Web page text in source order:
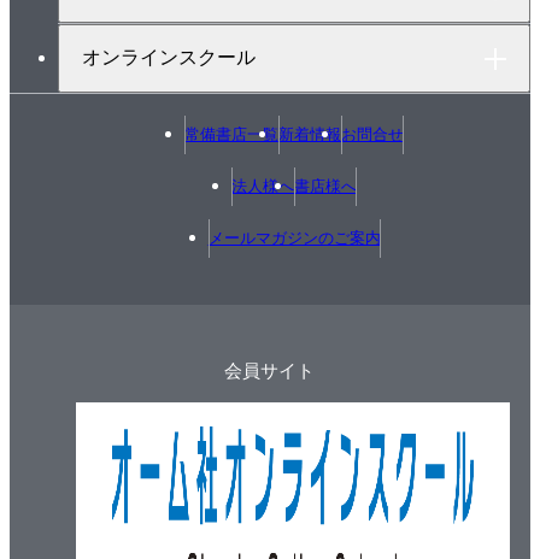
オンラインスクール
常備書店一覧新着情報お問合せ
法人様へ書店様へ
メールマガジンのご案内
会員サイト